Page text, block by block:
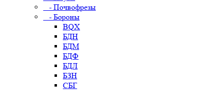
- Почвофрезы
- Бороны
BQX
БДН
БДМ
БДФ
БДЛ
БЗН
СБГ